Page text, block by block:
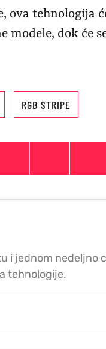
ova tehnologija
modele, dok će
RGB STRIPE
i jednom nedeljno
tehnologije.